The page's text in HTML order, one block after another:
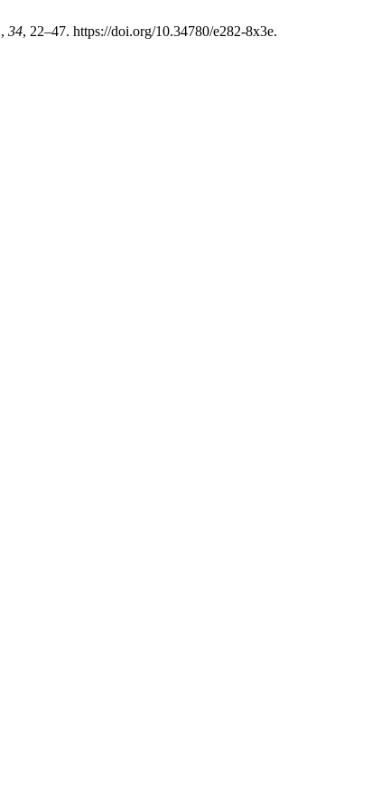
, 34, 22–47. https://doi.org/10.34780/e282-8x3e.